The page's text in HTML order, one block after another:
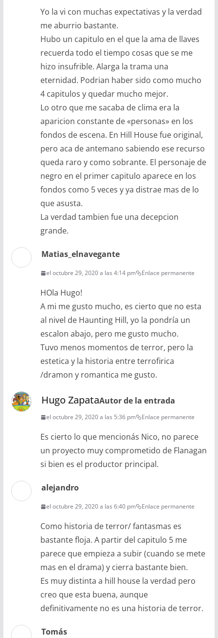
Yo la vi con muchas expectativas y la verdad
me aburrio bastante.
Hubo un capitulo en el que la ama de llaves
recuerda todo el tiempo cosas que se me
hizo insufrible. Alarga la trama una
eternidad. Podrian haber sido como mucho
4 capitulos y quedar mucho mejor.
Lo otro que me sacaba de clima era la
aparicion constante de «personas» en los
fondos de escena. En Hill House fue original,
pero aca de antemano sabiendo ese recurso
queda raro y como sobrante. El personaje de
negro en el primer capitulo aparece en los
fondos como 5 veces y ya distrae mas de lo
que asusta.
La verdad tambien fue una decepcion
grande.
Matias_elnavegante
el octubre 29, 2020 a las 4:14 pm Enlace permanente
HOla Hugo!
A mi me gusto mucho, es cierto que no esta
al nivel de Haunting Hill, yo la pondría un
escalon abajo, pero me gusto mucho.
Tuvo menos momentos de terror, pero la
estetica y la historia entre terrofirica
/dramon y romantica me gusto.
Hugo ZapataAutor de la entrada
el octubre 29, 2020 a las 5:36 pm Enlace permanente
Es cierto lo que mencionás Nico, no parece
un proyecto muy comprometido de Flanagan
si bien es el productor principal.
alejandro
el octubre 29, 2020 a las 6:40 pm Enlace permanente
Como historia de terror/ fantasmas es
bastante floja. A partir del capitulo 5 me
parece que empieza a subir (cuando se mete
mas en el drama) y cierra bastante bien.
Es muy distinta a hill house la verdad pero
creo que esta buena, aunque
definitivamente no es una historia de terror.
Tomás